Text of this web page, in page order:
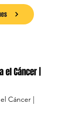
el Cáncer |
Cáncer |